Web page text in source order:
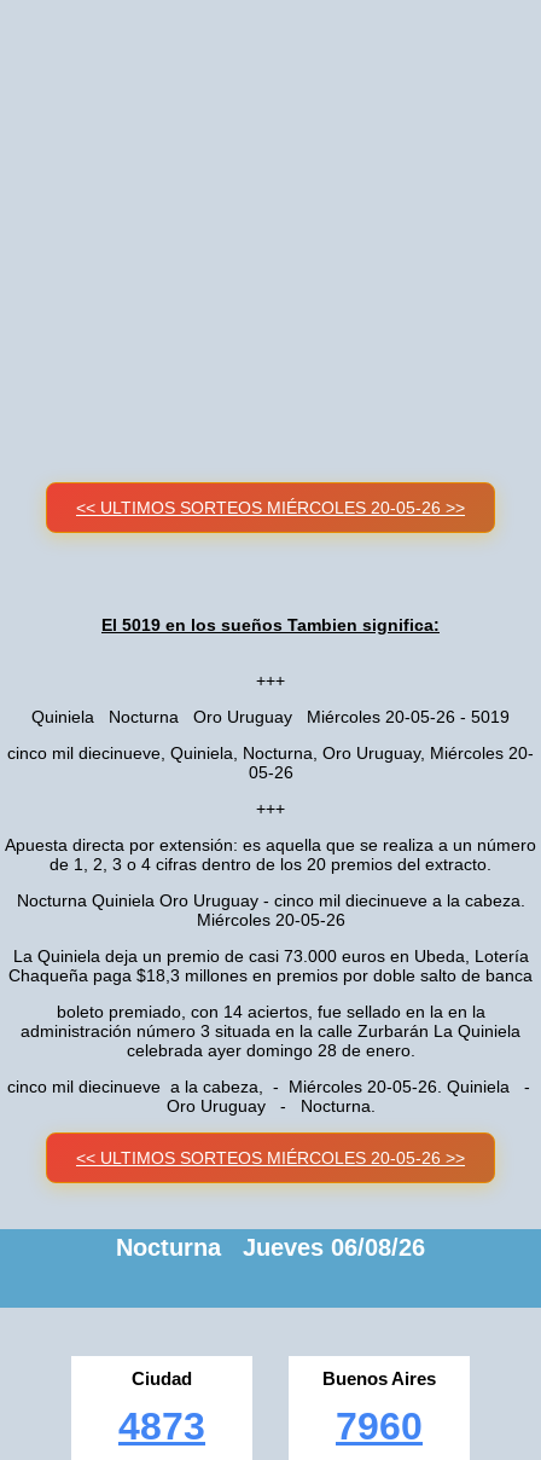
<< ULTIMOS SORTEOS MIÉRCOLES 20-05-26 >>
El 5019 en los sueños Tambien significa:
+++
Quiniela Nocturna Oro Uruguay Miércoles 20-05-26 - 5019
cinco mil diecinueve, Quiniela, Nocturna, Oro Uruguay, Miércoles 20-
05-26
+++
Apuesta directa por extensión: es aquella que se realiza a un número
de 1, 2, 3 o 4 cifras dentro de los 20 premios del extracto.
Nocturna Quiniela Oro Uruguay - cinco mil diecinueve a la cabeza.
Miércoles 20-05-26
La Quiniela deja un premio de casi 73.000 euros en Ubeda, Lotería
Chaqueña paga $18,3 millones en premios por doble salto de banca
boleto premiado, con 14 aciertos, fue sellado en la en la
administración número 3 situada en la calle Zurbarán La Quiniela
celebrada ayer domingo 28 de enero.
cinco mil diecinueve a la cabeza, - Miércoles 20-05-26. Quiniela -
Oro Uruguay - Nocturna.
<< ULTIMOS SORTEOS MIÉRCOLES 20-05-26 >>
Nocturna Jueves 06/08/26
Ciudad
4873
Buenos Aires
7960